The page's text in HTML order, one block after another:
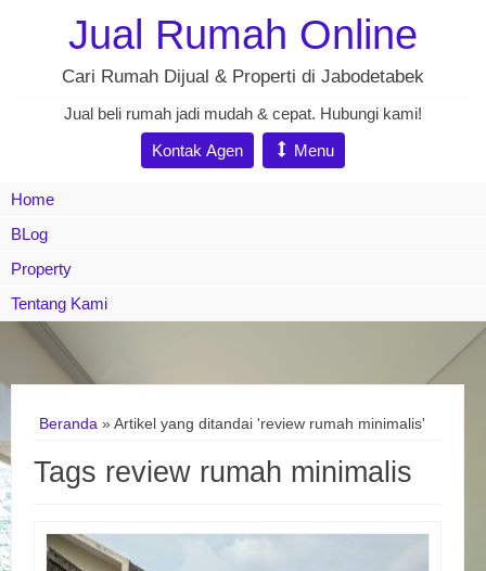
Jual Rumah Online
Cari Rumah Dijual & Properti di Jabodetabek
Jual beli rumah jadi mudah & cepat. Hubungi kami!
Kontak Agen
Menu
Home
BLog
Property
Tentang Kami
Beranda »Artikel yang ditandai 'review rumah minimalis'
Tags review rumah minimalis